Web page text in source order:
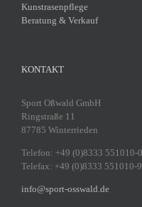
Kunstrasenpflege
Beratung & Verkauf
KONTAKT
Sport Oßwald GmbH
Ringstraße 11
87785 Winterrieden
Telefon: +49 (0)8333 551010-0
Telefax: +49 (0)8333 551010-9
info@sport-osswald.de